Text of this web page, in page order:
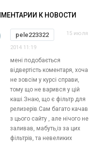
К НОВОСТИ
pele223322 15 июля
2014 11:19
мені подобається
відвертість коментаря, хоча
не зовсім у курсі справи,
тому що не варився у цій
каші.Знаю, що є фільтр для
релизерів.Сам багато качав
з цього сайту , але нічого не
заливав, мабуть,із за цих
фільтрів, та невеликих